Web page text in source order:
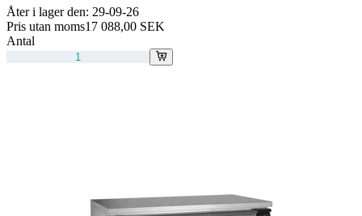
Åter i lager den: 29-09-26
Pris utan moms17 088,00 SEK
Antal